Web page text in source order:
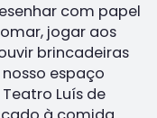
com papel
jogar aos
brincadeiras
espaço
Luís de